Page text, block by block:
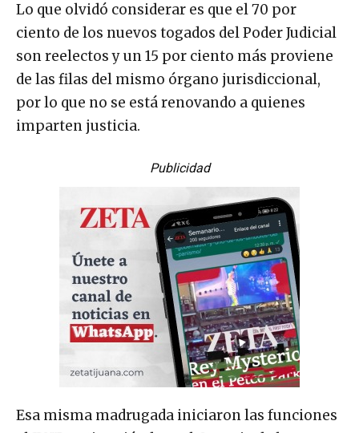
Lo que olvidó considerar es que el 70 por
ciento de los nuevos togados del Poder Judicial
son reelectos y un 15 por ciento más proviene
de las filas del mismo órgano jurisdiccional,
por lo que no se está renovando a quienes
imparten justicia.
Publicidad
Esa misma madrugada iniciaron las funciones